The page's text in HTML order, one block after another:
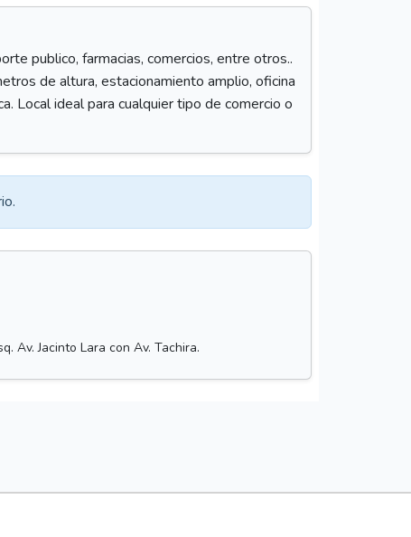
publico, farmacias, comercios, entre otros..
de altura, estacionamiento amplio, oficina
Local ideal para cualquier tipo de comercio o
Av. Jacinto Lara con Av. Tachira.